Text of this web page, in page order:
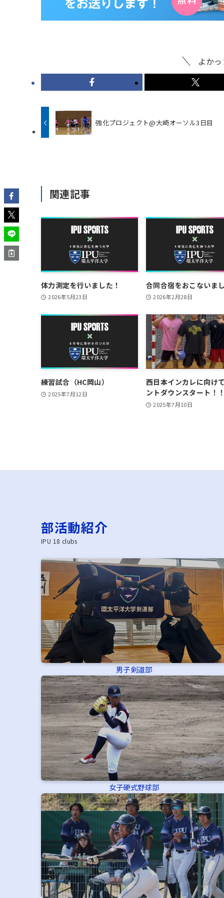
よか
強化プロジェクト@大崎オーソル3日目
関連記事
体力測定を行いました！
2026年5月23日
合同合宿をおこないま
2026年2月28日
練習試合（HC岡山）
2025年7月12日
西日本インカレに向け
ントダウンスタート！
2025年7月10日
部活動紹介
IPU 18 clubs
男子剣道部
女子硬式野球部